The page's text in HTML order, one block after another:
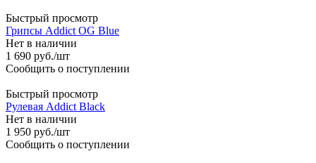
Быстрый просмотр
Грипсы Addict OG Blue
Нет в наличии
1 690 руб./шт
Сообщить о поступлении
Быстрый просмотр
Рулевая Addict Black
Нет в наличии
1 950 руб./шт
Сообщить о поступлении